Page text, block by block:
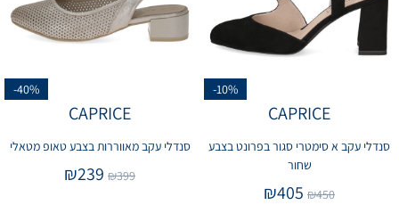
-10%
CAPRICE
סנדלי עקב א סימטרי סגור בפרונט בצבע
שחור
₪450
₪405
-40%
CAPRICE
סנדלי עקב מאווררות בצבע טאופ מטאלי
₪399
₪239